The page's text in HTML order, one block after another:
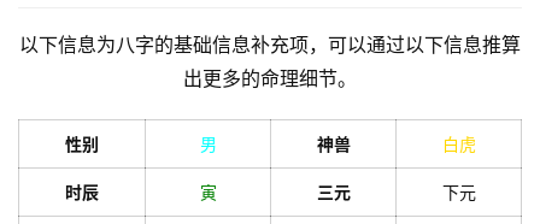
以下信息为八字的基础信息补充项，可以通过以下信息推算
出更多的命理细节。
性别 男 神兽 白虎
时辰 寅 三元 下元